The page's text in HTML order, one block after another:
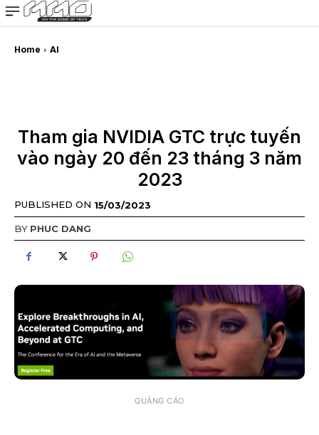
MMOSITE - Thông tin công nghệ
Bài viết nổi bật
Home AI
Tham gia NVIDIA GTC trực tuyến
vào ngày 20 đến 23 tháng 3 năm
2023
PUBLISHED ON 15/03/2023
BY PHUC DANG
QUẢNG CÁO